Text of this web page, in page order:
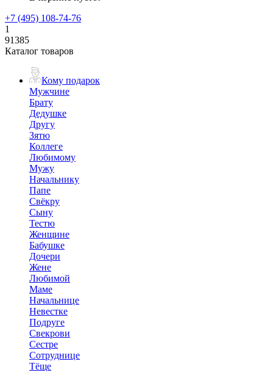
+7 (495) 108-74-76
1
91385
Каталог товаров
Кому подарок
Мужчине
Брату
Дедушке
Другу
Зятю
Коллеге
Любимому
Мужу
Начальнику
Папе
Свёкру
Сыну
Тестю
Женщине
Бабушке
Дочери
Жене
Любимой
Маме
Начальнице
Невестке
Подруге
Свекрови
Сестре
Сотруднице
Тёще